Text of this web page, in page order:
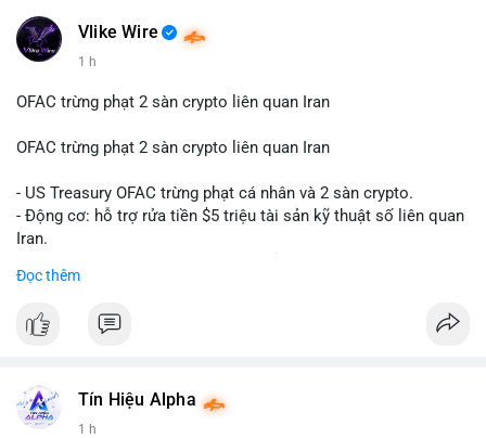
Vlike Wire
1 h
OFAC trừng phạt 2 sàn crypto liên quan Iran
OFAC trừng phạt 2 sàn crypto liên quan Iran
- US Treasury OFAC trừng phạt cá nhân và 2 sàn crypto.
- Động cơ: hỗ trợ rửa tiền $5 triệu tài sản kỹ thuật số liên quan
Iran.
- Tác động: rủi ro cho thị trường crypto, tăng áp lực pháp lý.
#binancesquare
#vlikevn #titanbot
Đọc thêm
Tín Hiệu Alpha
1 h